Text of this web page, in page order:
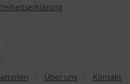
Über uns Kontakt